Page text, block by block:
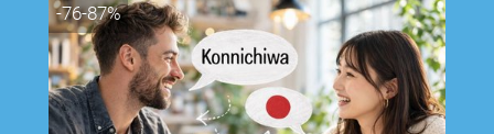
-76-87%